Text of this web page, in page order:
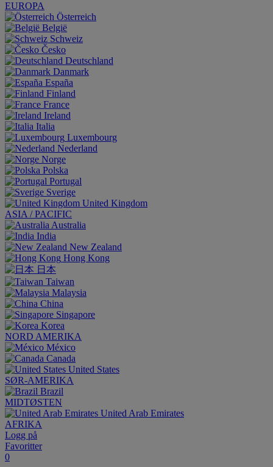
EUROPA
Österreich
België
Schweiz
Česko
Deutschland
Danmark
España
Finland
France
Ireland
Italia
Luxembourg
Nederland
Norge
Polska
Portugal
Sverige
United Kingdom
ASIA / PACIFIC
Australia
India
New Zealand
Hong Kong
日本
Taiwan
Malaysia
China
Singapore
Korea
NORD AMERIKA
México
Canada
United States
SØR-AMERIKA
Brazil
MIDTØSTEN
United Arab Emirates
AFRIKA
Logg på
Favoritter
0